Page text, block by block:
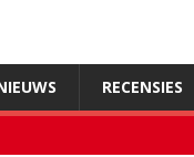
RECENSIES